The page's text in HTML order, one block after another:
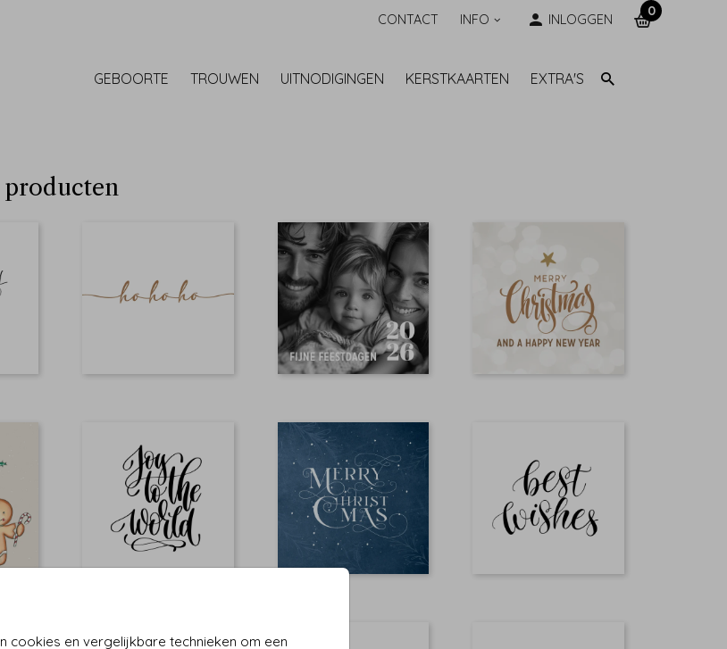
CONTACT INFO INLOGGEN
0
GEBOORTE TROUWEN UITNODIGINGEN KERSTKAARTEN EXTRA'S
cookies en vergelijkbare technieken om een